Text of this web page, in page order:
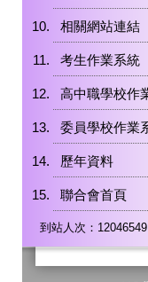
相關網站連結
考生作業系統
高中職學校作
委員學校作業
歷年資料
聯合會首頁
到站人次：12046549